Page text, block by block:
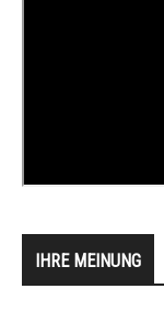
IHRE MEINUNG